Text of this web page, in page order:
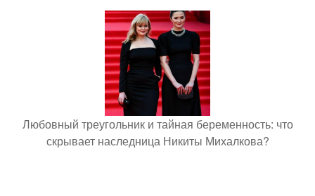
Любовный треугольник и тайная беременность: что
скрывает наследница Никиты Михалкова?